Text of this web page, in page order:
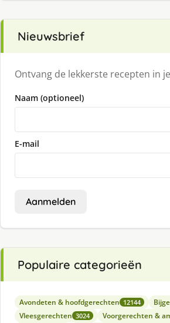
Nieuwsbrief
Ontvang de lekkerste recepten in
Naam (optioneel)
E-mail
Aanmelden
Populaire categorieën
Avondeten & hoofdgerechten 12144
Vleesgerechten 3024 Voorgerechten &